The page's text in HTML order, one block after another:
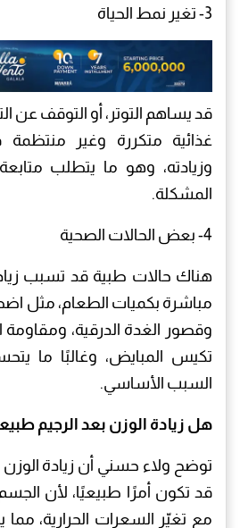
3- تغير نمط الحياة
قد يساهم التوتر، أو التوقف عن
غذائية متكررة وغير
وزيادته، وهو ما يتطلب
المشكلة.
4- بعض الحالات الصحية
هناك حالات طبية قد تسبب
مباشرة بكميات الطعام، مثل
وقصور الغدة الدرقية، ومقاومة
تكيس المبايض، وغالبًا ما
السبب الأساسي.
هل زيادة الوزن بعد الرجيم
توضح ولاء حسني أن زيادة
قد تكون أمرًا طبيعيًا، لأن
مع تغيّر السعرات الحرارية، مما